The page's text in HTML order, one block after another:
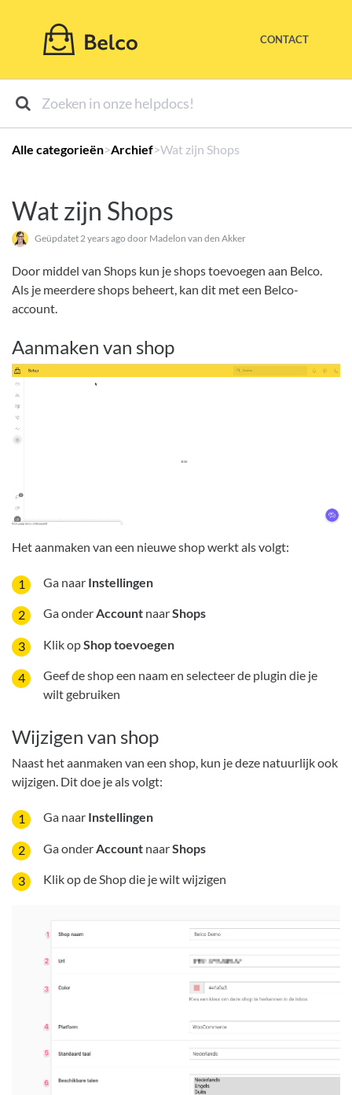
CONTACT
Alle categorieën​>​​Archief​>​ Wat zijn Shops
Wat zijn Shops
Geüpdatet 2 years ago door Madelon van den Akker
Door middel van Shops kun je shops toevoegen aan Belco.
Als je meerdere shops beheert, kan dit met een Belco-
account.
Aanmaken van shop
Het aanmaken van een nieuwe shop werkt als volgt:
Ga naar Instellingen
Ga onderAccount naarShops
Klik opShop toevoegen
Geef de shop een naam en selecteer de plugin die je
wilt gebruiken
Wijzigen van shop
Naast het aanmaken van een shop, kun je deze natuurlijk ook
wijzigen. Dit doe je als volgt:
Ga naar Instellingen
Ga onder Account naarShops
Klik op de Shop die je wilt wijzigen